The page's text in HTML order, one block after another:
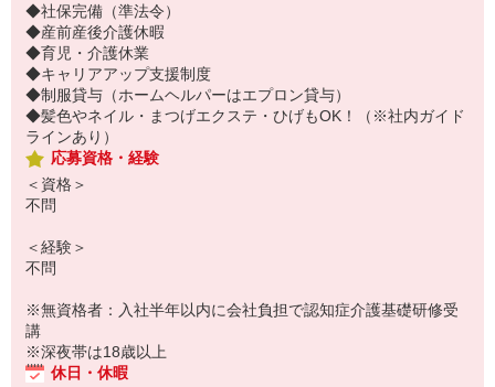
◆社保完備（準法令）
◆産前産後介護休暇
◆育児・介護休業
◆キャリアアップ支援制度
◆制服貸与（ホームヘルパーはエプロン貸与）
◆髪色やネイル・まつげエクステ・ひげもOK！（※社内ガイド
ラインあり）
応募資格・経験
＜資格＞
不問
＜経験＞
不問
※無資格者：入社半年以内に会社負担で認知症介護基礎研修受
講
※深夜帯は18歳以上
休日・休暇